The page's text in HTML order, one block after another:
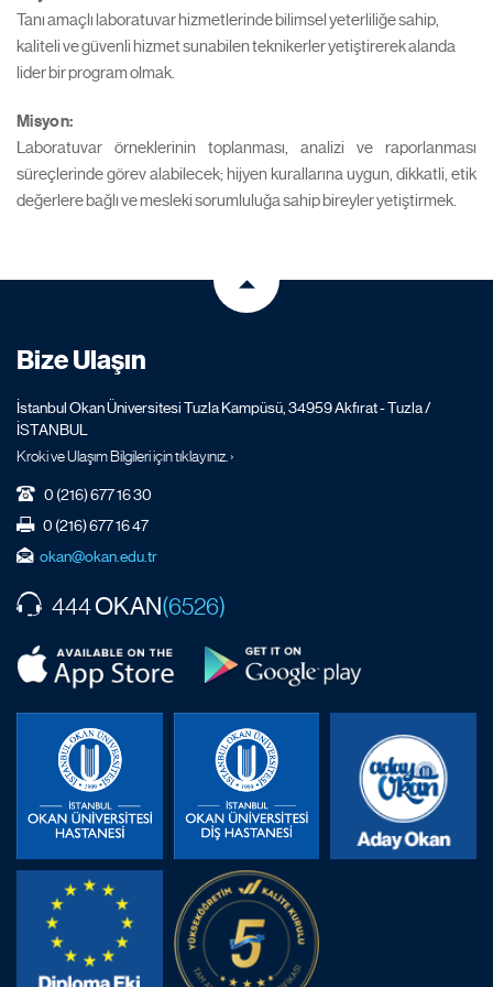
Tanı amaçlı laboratuvar hizmetlerinde bilimsel yeterliliğe sahip,
kaliteli ve güvenli hizmet sunabilen teknikerler yetiştirerek alanda
lider bir program olmak.
Misyon:
Laboratuvar örneklerinin toplanması, analizi ve raporlanması
süreçlerinde görev alabilecek; hijyen kurallarına uygun, dikkatli, etik
değerlere bağlı ve mesleki sorumluluğa sahip bireyler yetiştirmek.
Bize Ulaşın
İstanbul Okan Üniversitesi Tuzla Kampüsü, 34959 Akfırat - Tuzla /
İSTANBUL
Kroki ve Ulaşım Bilgileri için tıklayınız. ›
0 (216) 677 16 30
0 (216) 677 16 47
okan@okan.edu.tr
444OKAN(6526)